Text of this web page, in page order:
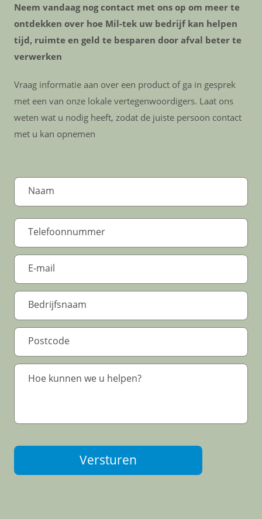
Neem vandaag nog contact met ons op om meer te
ontdekken over hoe Mil-tek uw bedrijf kan helpen
tijd, ruimte en geld te besparen door afval beter te
verwerken
Vraag informatie aan over een product of ga in gesprek
met een van onze lokale vertegenwoordigers. Laat ons
weten wat u nodig heeft, zodat de juiste persoon contact
met u kan opnemen
Versturen